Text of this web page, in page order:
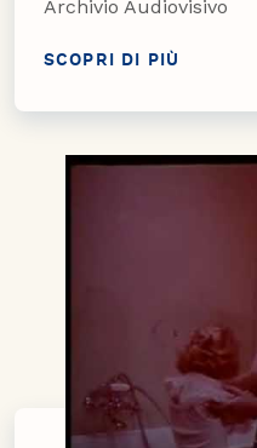
Archivio Audiovisivo
SCOPRI DI PIÙ